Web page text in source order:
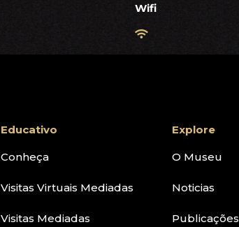
Wifi
Educativo
Conheça
Visitas Virtuais Mediadas
Visitas Mediadas
Explore
O Museu
Noticias
Publicações